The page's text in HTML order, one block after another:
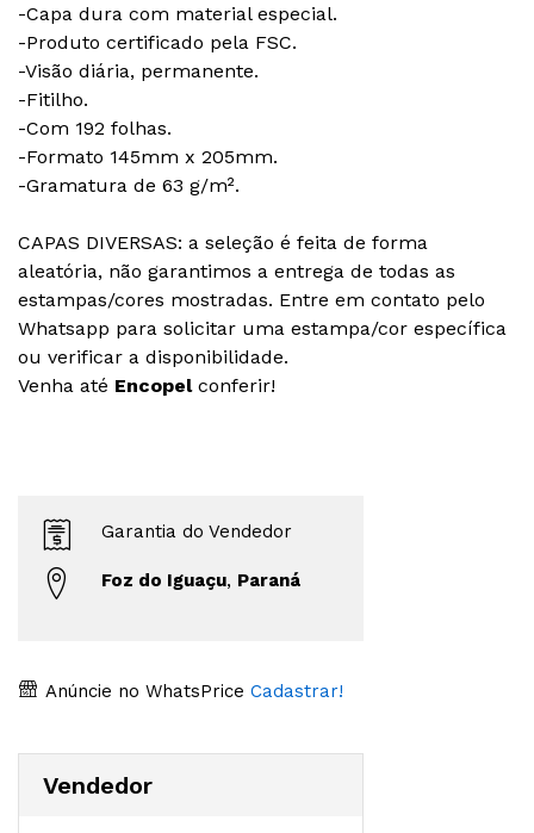
-Capa dura com material especial.
-Produto certificado pela FSC.
-Visão diária, permanente.
-Fitilho.
-Com 192 folhas.
-Formato 145mm x 205mm.
-Gramatura de 63 g/m².
CAPAS DIVERSAS: a seleção é feita de forma
aleatória, não garantimos a entrega de todas as
estampas/cores mostradas. Entre em contato pelo
Whatsapp para solicitar uma estampa/cor específica
ou verificar a disponibilidade.
Venha até Encopelconferir!
Garantia do Vendedor
Foz do Iguaçu, Paraná
Anúncie no WhatsPrice Cadastrar!
Vendedor